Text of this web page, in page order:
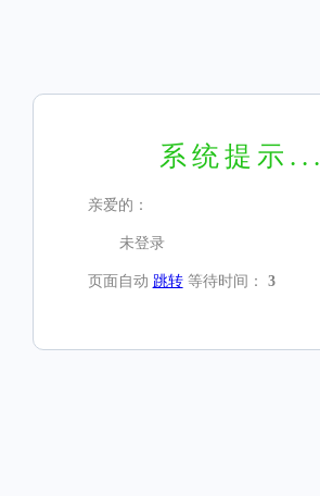
系统提示...
亲爱的：
未登录
页面自动 跳转等待时间： 3